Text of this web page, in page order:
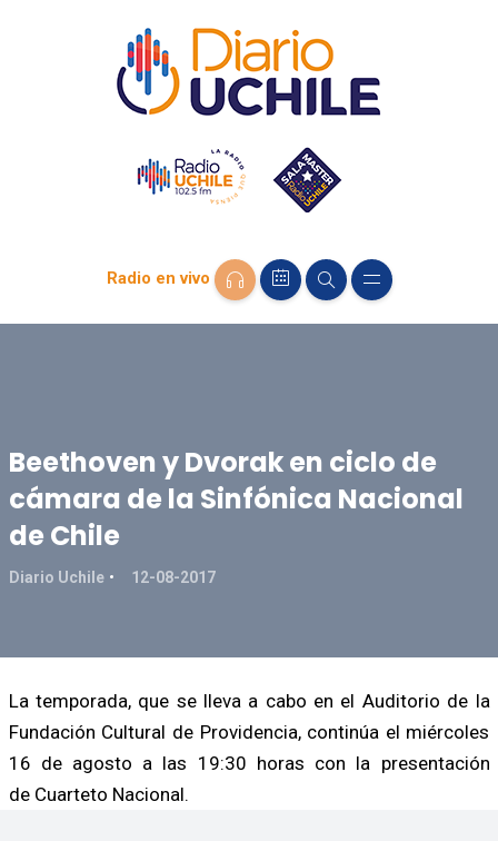
Radio en vivo
Beethoven y Dvorak en ciclo de
cámara de la Sinfónica Nacional
de Chile
Diario Uchile 12-08-2017
La temporada, que se lleva a cabo en el Auditorio de la
Fundación Cultural de Providencia, continúa el miércoles
16 de agosto a las 19:30 horas con la presentación
de Cuarteto Nacional.